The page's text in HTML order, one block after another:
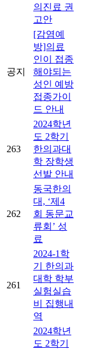
의진료 권
고안
공지
[감염예
방]의료
인이 접종
해야되는
성인 예방
접종가이
드 안내
263
2024학년
도 2학기
한의과대
학 장학생
선발 안내
262
동국한의
대, ‘제4
회 동문교
류회’ 성
료
261
2024-1학
기 한의과
대학 학부
실험실습
비 집행내
역
2024학년
도 2학기